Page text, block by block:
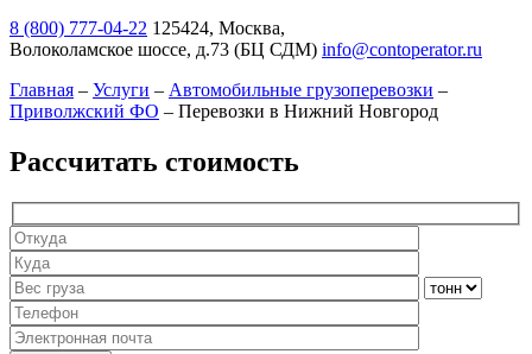
8 (800) 777-04-22 125424, Москва,
Волоколамское шоссе, д.73 (БЦ СДМ) info@contoperator.ru
Главная – Услуги – Автомобильные грузоперевозки –
Приволжский ФО – Перевозки в Нижний Новгород
Рассчитать стоимость